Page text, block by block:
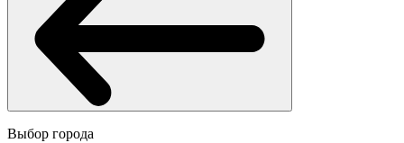
Выбор города